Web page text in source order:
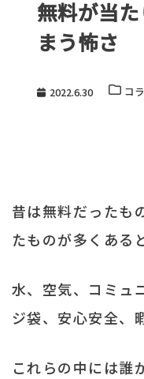
無料が当
まう怖さ
2022.6.30 コ
昔は無料だったも
たものが多くある
水、空気、コミュ
ジ袋、安心安全、
これらの中には誰